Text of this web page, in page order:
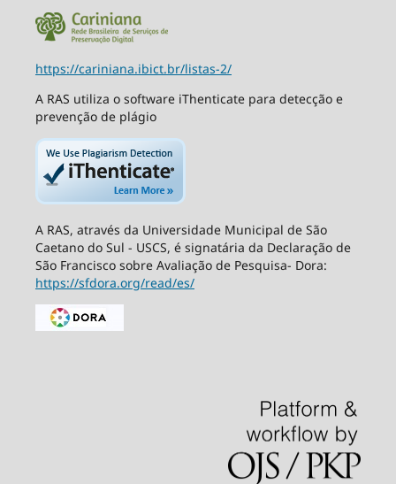
https://cariniana.ibict.br/listas-2/
A RAS utiliza o software iThenticate para detecção e
prevenção de plágio
A RAS, através da Universidade Municipal de São
Caetano do Sul - USCS, é signatária da Declaração de
São Francisco sobre Avaliação de Pesquisa- Dora:
https://sfdora.org/read/es/